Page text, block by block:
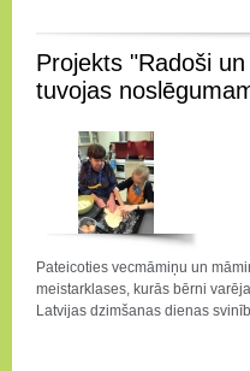
Projekts "Radoši
tuvojas
Pateicoties vecmāmiņu un
meistarklases, kurās bērni
Latvijas dzimšanas dienas